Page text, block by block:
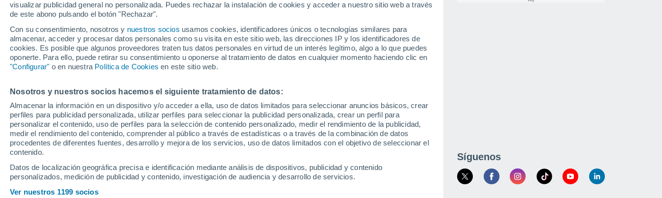
visualizar publicidad general no personalizada. Puedes rechazar la instalación de cookies y acceder a nuestro sitio web a través
de este abono pulsando el botón "Rechazar".
Con su consentimiento, nosotros y nuestros socios usamos cookies, identificadores únicos o tecnologías similares para
almacenar, acceder y procesar datos personales como su visita en este sitio web, las direcciones IP y los identificadores de
cookies. Es posible que algunos proveedores traten tus datos personales en virtud de un interés legítimo, algo a lo que puedes
oponerte. Para ello, puede retirar su consentimiento u oponerse al tratamiento de datos en cualquier momento haciendo clic en
"Configurar" o en nuestra Política de Cookies en este sitio web.
Nosotros y nuestros socios hacemos el siguiente tratamiento de datos:
Almacenar la información en un dispositivo y/o acceder a ella, uso de datos limitados para seleccionar anuncios básicos, crear
perfiles para publicidad personalizada, utilizar perfiles para seleccionar la publicidad personalizada, crear un perfil para
personalizar el contenido, uso de perfiles para la selección de contenido personalizado, medir el rendimiento de la publicidad,
medir el rendimiento del contenido, comprender al público a través de estadísticas o a través de la combinación de datos
procedentes de diferentes fuentes, desarrollo y mejora de los servicios, uso de datos limitados con el objetivo de seleccionar el
contenido.
Datos de localización geográfica precisa e identificación mediante análisis de dispositivos, publicidad y contenido
personalizados, medición de publicidad y contenido, investigación de audiencia y desarrollo de servicios.
Ver nuestros 1199 socios
21°
Barajevo
21°
Lazarevac
32°
21°
33°
22°
Novi
Beograd
Obrenovac
Síguenos